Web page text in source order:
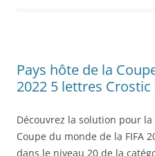
Pays hôte de la
2022 5 lettres
Découvrez la solution pour
Coupe du monde de la FIFA
dans le niveau 20 de la